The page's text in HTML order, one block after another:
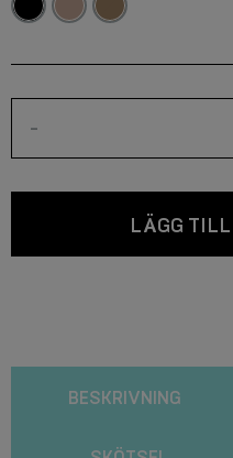
-
LÄGG
BESKRIVNING